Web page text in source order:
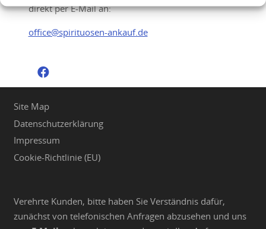
direkt per E-Mail an:
office@spirituosen-ankauf.de
Site Map
Datenschutzerklärung
Impressum
Cookie-Richtlinie (EU)
Verehrte Kunden, bitte haben Sie Verständnis dafür,
zunächst von telefonischen Anfragen abzusehen und uns